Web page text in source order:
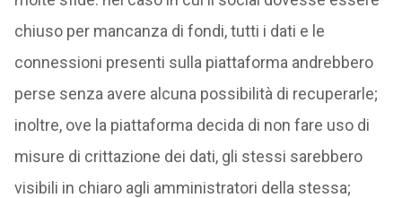
chiuso per mancanza di fondi, tutti i dati e le
connessioni presenti sulla piattaforma andrebbero
perse senza avere alcuna possibilità di recuperarle;
inoltre, ove la piattaforma decida di non fare uso di
misure di crittazione dei dati, gli stessi sarebbero
visibili in chiaro agli amministratori della stessa;